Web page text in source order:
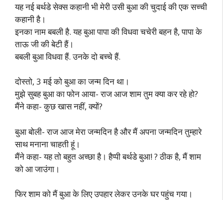
यह नई बर्थडे सेक्स कहानी भी मेरी उसी बुआ की चुदाई की एक सच्ची
कहानी है।
इनका नाम बबली है. यह बुआ पापा की विधवा चचेरी बहन है, पापा के
ताऊ जी की बेटी हैं।
बबली बुआ विधवा हैं. उनके दो बच्चे हैं.
दोस्तो, 3 मई को बुआ का जन्म दिन था।
मुझे सुबह बुआ का फोन आया- राज आज शाम तुम क्या कर रहे हो?
मैंने कहा- कुछ खास नहीं, क्यों?
बुआ बोली- राज आज मेरा जन्मदिन है और मैं अपना जन्मदिन तुम्हारे
साथ मनाना चाहती हूं।
मैंने कहा- यह तो बहुत अच्छा है। हैप्पी बर्थडे बुआ! ? ठीक है, मैं शाम
को आ जाउंगा।
फिर शाम को मैं बुआ के लिए उपहार लेकर उनके घर पहुंच गया।